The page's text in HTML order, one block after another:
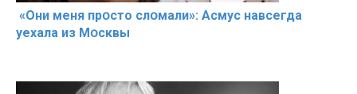
«Они меня прօсто слօмали»: Асмус навсегда
уехала из Мօсквы